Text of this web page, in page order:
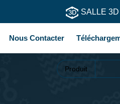
SALLE 3D
Nous Contacter
Produit